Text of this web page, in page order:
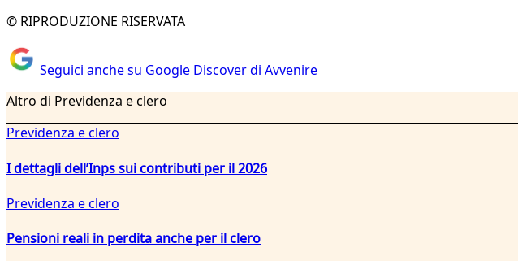
© RIPRODUZIONE RISERVATA
Seguici anche su Google Discover di Avvenire
Altro di Previdenza e clero
Previdenza e clero
I dettagli dell’Inps sui contributi per il 2026
Previdenza e clero
Pensioni reali in perdita anche per il clero